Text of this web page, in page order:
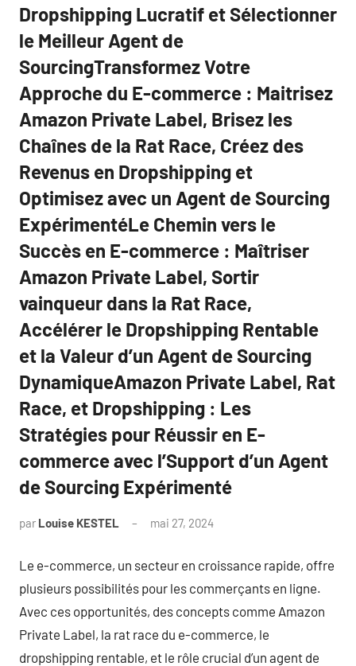
Dropshipping Lucratif et Sélectionner
le Meilleur Agent de
SourcingTransformez Votre
Approche du E-commerce : Maitrisez
Amazon Private Label, Brisez les
Chaînes de la Rat Race, Créez des
Revenus en Dropshipping et
Optimisez avec un Agent de Sourcing
ExpérimentéLe Chemin vers le
Succès en E-commerce : Maîtriser
Amazon Private Label, Sortir
vainqueur dans la Rat Race,
Accélérer le Dropshipping Rentable
et la Valeur d’un Agent de Sourcing
DynamiqueAmazon Private Label, Rat
Race, et Dropshipping : Les
Stratégies pour Réussir en E-
commerce avec l’Support d’un Agent
de Sourcing Expérimenté
par Louise KESTEL mai 27, 2024
Le e-commerce, un secteur en croissance rapide, offre
plusieurs possibilités pour les commerçants en ligne.
Avec ces opportunités, des concepts comme Amazon
Private Label, la rat race du e-commerce, le
dropshipping rentable, et le rôle crucial d’un agent de